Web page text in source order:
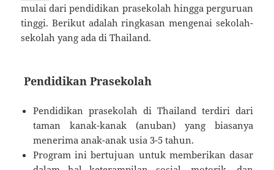
mulai dari pendidikan prasekolah hingga perguruan
tinggi. Berikut adalah ringkasan mengenai sekolah-
sekolah yang ada di Thailand.
Pendidikan Prasekolah
Pendidikan prasekolah di Thailand terdiri dari
taman kanak-kanak (anuban) yang biasanya
menerima anak-anak usia 3-5 tahun.
Program ini bertujuan untuk memberikan dasar